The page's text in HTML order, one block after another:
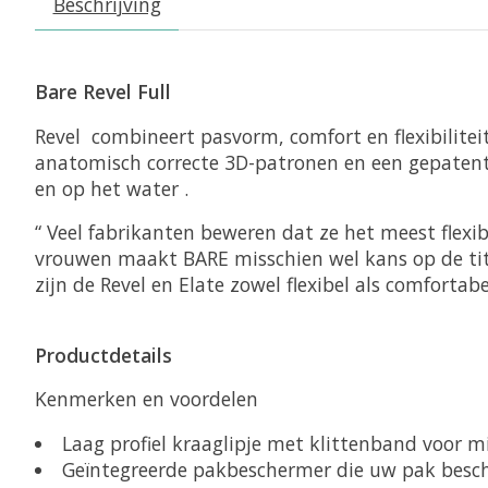
Bare Revel Full
Revel combineert pasvorm, comfort en
anatomisch correcte 3D-patronen en een
en op het water .
“ Veel fabrikanten beweren dat ze het meest
vrouwen maakt BARE misschien wel kans op de
zijn de Revel en Elate zowel flexibel als
Productdetails
Kenmerken en voordelen
Laag profiel kraaglipje met klittenband voor
Geïntegreerde pakbeschermer die uw pak